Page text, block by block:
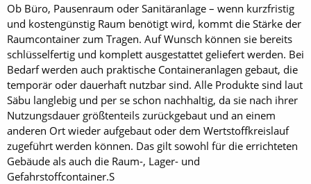
Ob Büro, Pausenraum oder Sanitäranlage – wenn kurzfristig
und kostengünstig Raum benötigt wird, kommt die Stärke der
Raumcon­tainer zum Tragen. Auf Wunsch können sie bereits
schlüsselfertig und komplett ausgestattet geliefert werden. Bei
Bedarf werden auch praktische Containeranlagen gebaut, die
temporär oder dauerhaft nutzbar sind. Alle Produkte sind laut
Säbu langlebig und per se schon nachhaltig, da sie nach ihrer
Nutzungsdauer größtenteils zurückgebaut und an einem
anderen Ort wieder aufgebaut oder dem Wertstoffkreislauf
zugeführt werden können. Das gilt sowohl für die errichteten
Gebäude als auch die Raum-, Lager- und
Gefahrstoffcontainer.S